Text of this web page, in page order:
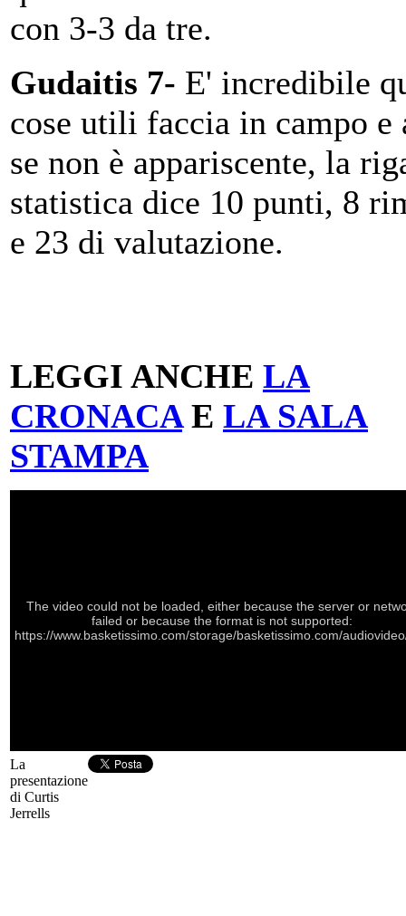
con 3-3 da tre.
Gudaitis 7- E' incredibile
cose utili faccia in campo e
se non è appariscente, la
statistica dice 10 punti, 8
e 23 di valutazione.
LEGGI ANCHE LA
CRONACAE LA SALA
STAMPA
The video could not be loaded, either because the server or
failed or because the format is not supported:
https://www.basketissimo.com/storage/basketissimo.com/
La
presentazione
di Curtis
Jerrells